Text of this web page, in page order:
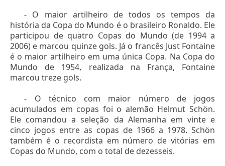
- O maior artilheiro de todos os tempos da
história da Copa do Mundo é o brasileiro Ronaldo. Ele
participou de quatro Copas do Mundo (de 1994 a
2006) e marcou quinze gols. Já o francês Just Fontaine
é o maior artilheiro em uma única Copa. Na Copa do
Mundo de 1954, realizada na França, Fontaine
marcou treze gols.
- O técnico com maior número de jogos
acumulados em copas foi o alemão Helmut Schön.
Ele comandou a seleção da Alemanha em vinte e
cinco jogos entre as copas de 1966 a 1978. Schön
também é o recordista em número de vitórias em
Copas do Mundo, com o total de dezesseis.